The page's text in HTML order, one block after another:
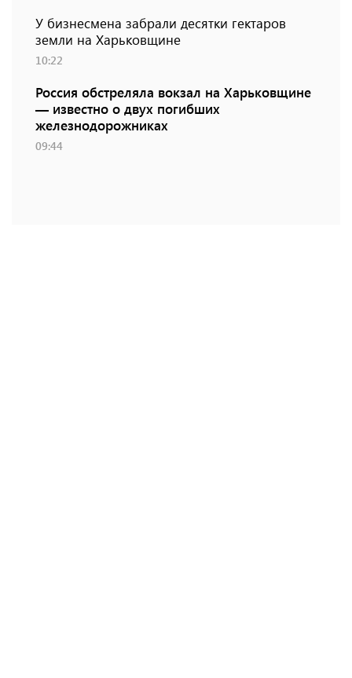
У бизнесмена забрали десятки гектаров
земли на Харьковщине
10:22
Россия обстреляла вокзал на Харьковщине
— известно о двух погибших
железнодорожниках
09:44